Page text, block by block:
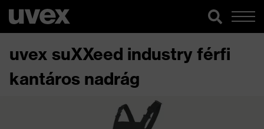
uvex suXXeed industry férfi
kantáros nadrág